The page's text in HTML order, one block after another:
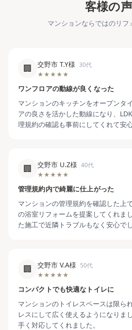
客様の声
マンションならではのリフ
🏢 交野市 T.Y様 30代
★★★★★
ワンフロアの動線が良くなった
マンションのキッチンをオープンタ
アの良さを活かした動線になり、
理規約の確認も事前にしてくれて安心
🏢 交野市 U.Z様 40代
★★★★★
管理規約内で綺麗に仕上がった
マンションの管理規約を確認した上
の浴室リフォームを提案してくれま
た施工で近隣トラブルもなく安心でし
🏢 交野市 V.A様 50代
★★★★★
コンパクトでも快適なトイレに
マンションのトイレスペースは限ら
レスにして広く使えるようになりま
手く対応してくれました。